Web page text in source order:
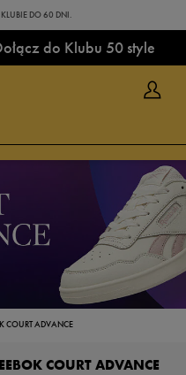
DO 60 DNI.
do Klubu 50 style
COURT ADVANCE
COURT ADVANCE